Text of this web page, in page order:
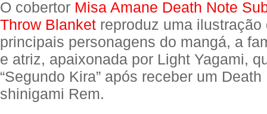
O cobertor Misa Amane Death Note
Throw Blanket reproduz uma ilustração
principais personagens do mangá, a
e atriz, apaixonada por Light Yagami,
“Segundo Kira” após receber um Death
shinigami Rem.